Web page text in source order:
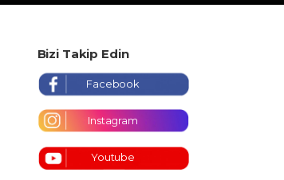
Bizi Takip Edin
Facebook
Instagram
Youtube